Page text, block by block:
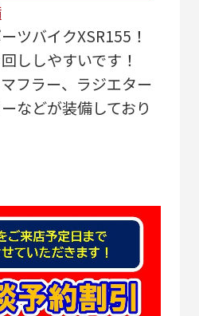
ツバイクXSR155！
ししやすいです！
フラー、ラジエター
などが装備しており